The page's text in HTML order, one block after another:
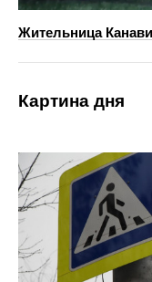
Жительница
Картина дня